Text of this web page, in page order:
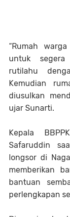
“Rumah
untuk segera
rutilahu
Kemudian
diusulkan
ujar Sunarti.
Kepala
Safaruddin
longsor di
memberikan
bantuan
perlengkapan